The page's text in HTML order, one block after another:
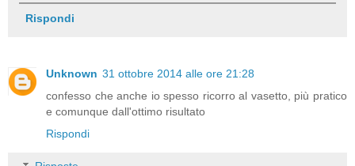
Rispondi
Unknown 31 ottobre 2014 alle ore 21:28
confesso che anche io spesso ricorro al vasetto, più pratico
e comunque dall'ottimo risultato
Rispondi